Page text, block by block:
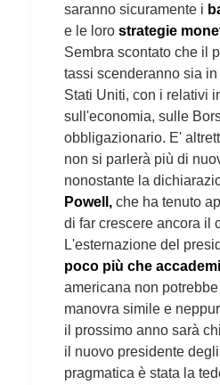
saranno sicuramente i
e le loro strategie
Sembra scontato che il
tassi scenderanno sia
Stati Uniti, con i relativi
sull'economia, sulle
obbligazionario. E'
non si parlerà più di
nonostante la
Powell, che ha tenuto
di far crescere ancora il
L'esternazione del
poco più che
americana non
manovra simile e
il prossimo anno sarà
il nuovo presidente
pragmatica è stata la